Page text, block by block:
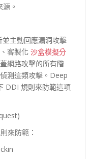
。
主動回應漏洞攻擊
客製化 沙盒模擬分
網路攻擊的所有階
測這類攻擊。Deep
DDI 規則來防範這項
來防範：